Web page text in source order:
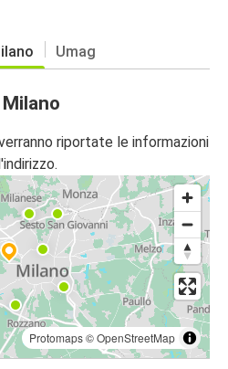
Umag
riportate le informazioni
Protomaps©OpenStreetMap